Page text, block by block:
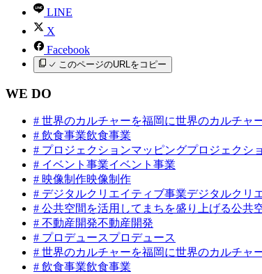
LINE
X
Facebook
このページのURLをコピー
WE DO
# 世界のカルチャーを福岡に世界のカルチャ
# 飲食事業飲食事業
# プロジェクションマッピングプロジェクシ
# イベント事業イベント事業
# 映像制作映像制作
# デジタルクリエイティブ事業デジタルクリ
# 公共空間を活用してまちを盛り上げる公共
# 不動産開発不動産開発
# プロデュースプロデュース
# 世界のカルチャーを福岡に世界のカルチャ
# 飲食事業飲食事業